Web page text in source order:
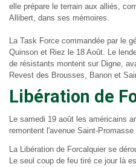
elle prépare le terrain aux alliés,
Allibert, dans ses mémoires.
La Task Force commandée par le
Quinson et Riez le 18 Août. Le
de résistants montent sur Digne,
Revest des Brousses, Banon et
Libération de
Le samedi 19 août les américains
remontent l'avenue Saint-
La Libération de Forcalquier se
Le seul coup de feu tiré ce jour là